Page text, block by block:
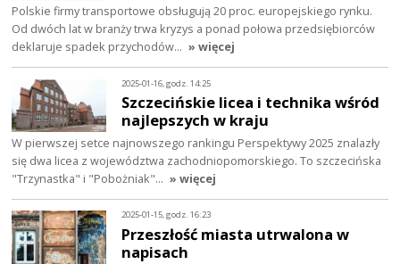
Polskie firmy transportowe obsługują 20 proc. europejskiego rynku.
Od dwóch lat w branży trwa kryzys a ponad połowa przedsiębiorców
deklaruje spadek przychodów… » więcej
2025-01-16, godz. 14:25
Szczecińskie licea i technika wśród
najlepszych w kraju
W pierwszej setce najnowszego rankingu Perspektywy 2025 znalazły
się dwa licea z województwa zachodniopomorskiego. To szczecińska
"Trzynastka" i "Pobożniak"… » więcej
2025-01-15, godz. 16:23
Przeszłość miasta utrwalona w
napisach